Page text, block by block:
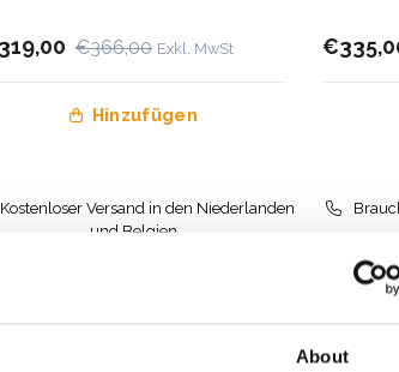
About
€366,00 Exkl. MwSt
Hinzufügen
Kostenloser Versand in den Niederlanden
und Belgien